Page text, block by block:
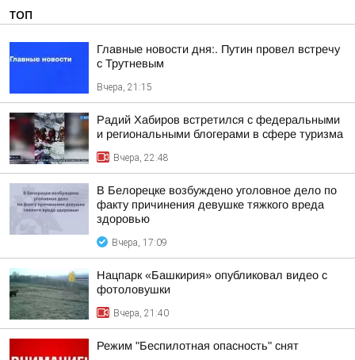
ТОП
Главные новости дня:. Путин провел встречу
с Трутневым
Вчера, 21:15
Радий Хабиров встретился с федеральными
и региональными блогерами в сфере туризма
Вчера, 22:48
В Белорецке возбуждено уголовное дело по
факту причинения девушке тяжкого вреда
здоровью
Вчера, 17:09
Нацпарк «Башкирия» опубликовал видео с
фотоловушки
Вчера, 21:40
Режим "Беспилотная опасность" снят